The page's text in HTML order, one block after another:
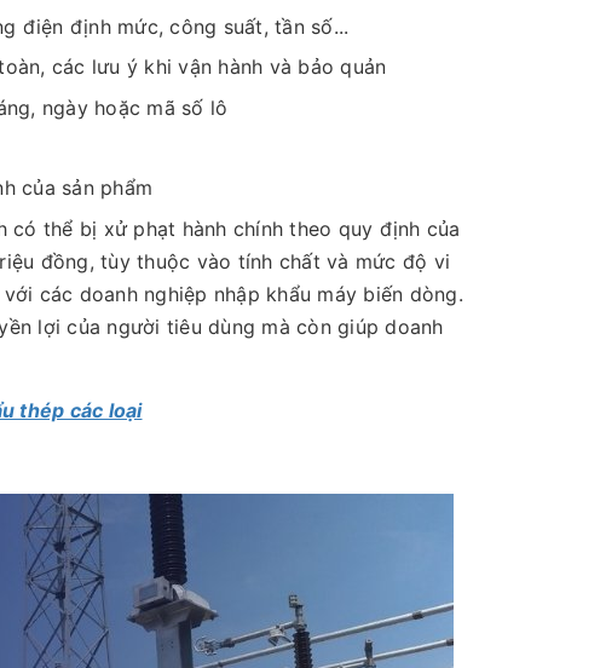
điện định mức, công suất, tần số...
các lưu ý khi vận hành và bảo quản
ngày hoặc mã số lô
của sản phẩm
có thể bị xử phạt hành chính theo quy định của
đồng, tùy thuộc vào tính chất và mức độ vi
các doanh nghiệp nhập khẩu máy biến dòng.
lợi của người tiêu dùng mà còn giúp doanh
thép các loại